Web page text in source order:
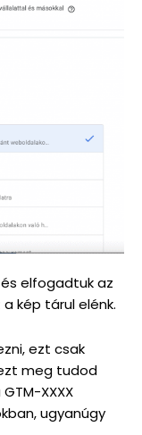
elfogadtuk az
kép tárul elénk.
ezt csak
meg tudod
XXXX
ugyanúgy